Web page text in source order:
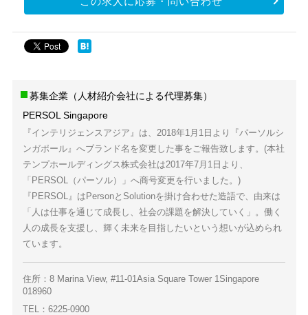
募集企業（人材紹介会社による代理募集）
PERSOL Singapore
『インテリジェンスアジア』は、2018年1月1日より『パーソルシ
ンガポール』へブランド名を変更した事をご報告致します。(本社
テンプホールディングス株式会社は2017年7月1日より、
「PERSOL（パーソル）」へ商号変更を行いました。)
『PERSOL』はPersonとSolutionを掛け合わせた造語で、由来は
「人は仕事を通じて成長し、社会の課題を解決していく」。働く
人の成長を支援し、輝く未来を目指したいという想いが込められ
ています。
住所：8 Marina View, #11-01Asia Square Tower 1Singapore
018960
TEL：6225-0900